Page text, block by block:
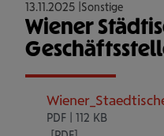
13.11.2025 Sonstige
Wiener
PDF | 112 KB